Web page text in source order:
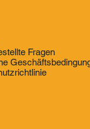
Fragen